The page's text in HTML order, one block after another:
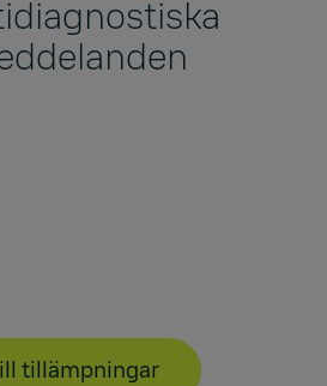
tillämpningar